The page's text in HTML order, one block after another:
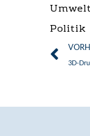
3D-